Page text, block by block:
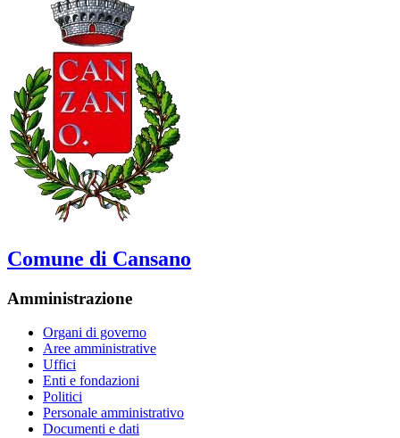
Comune di Cansano
Amministrazione
Organi di governo
Aree amministrative
Uffici
Enti e fondazioni
Politici
Personale amministrativo
Documenti e dati